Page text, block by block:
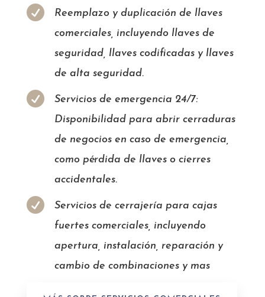

Reemplazo y duplicación de llaves
comerciales, incluyendo llaves de
seguridad, llaves codificadas y llaves
de alta seguridad.

Servicios de emergencia 24/7:
Disponibilidad para abrir cerraduras
de negocios en caso de emergencia,
como pérdida de llaves o cierres
accidentales.

Servicios de cerrajería para cajas
fuertes comerciales, incluyendo
apertura, instalación, reparación y
cambio de combinaciones y mas